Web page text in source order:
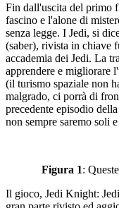
Fin dall'uscita del primo
fascino e l'alone di
senza legge. I Jedi, si
(saber), rivista in chiave
accademia dei Jedi. La
apprendere e migliorare
(il turismo spaziale non
malgrado, ci porrà di
precedente episodio
non sempre saremo soli
Figura 1:
Il gioco, Jedi Knight: